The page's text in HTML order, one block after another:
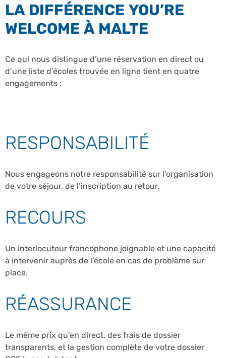
LA DIFFÉRENCE YOU’RE
WELCOME À MALTE
Ce qui nous distingue d’une réservation en direct ou
d’une liste d’écoles trouvée en ligne tient en quatre
engagements :
RESPONSABILITÉ
Nous engageons notre responsabilité sur l’organisation
de votre séjour, de l’inscription au retour.
RECOURS
Un interlocuteur francophone joignable et une capacité
à intervenir auprès de l’école en cas de problème sur
place.
RÉASSURANCE
Le même prix qu’en direct, des frais de dossier
transparents, et la gestion complète de votre dossier